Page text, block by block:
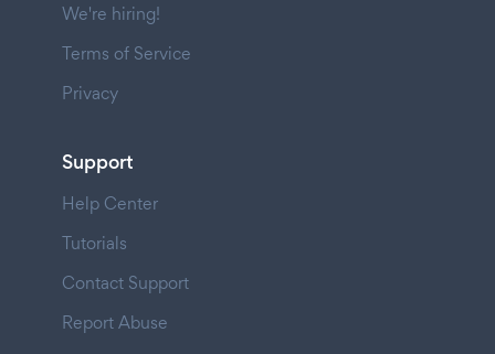
We're hiring!
Terms of Service
Privacy
Support
Help Center
Tutorials
Contact Support
Report Abuse